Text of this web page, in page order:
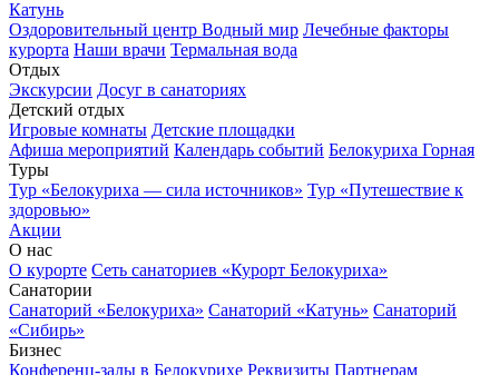
Катунь
Оздоровительный центр Водный мир Лечебные факторы
курорта Наши врачи Термальная вода
Отдых
Экскурсии Досуг в санаториях
Детский отдых
Игровые комнаты Детские площадки
Афиша мероприятий Календарь событий Белокуриха Горная
Туры
Тур «Белокуриха — сила источников» Тур «Путешествие к
здоровью»
Акции
О нас
О курорте Сеть санаториев «Курорт Белокуриха»
Санатории
Санаторий «Белокуриха» Санаторий «Катунь» Санаторий
«Сибирь»
Бизнес
Конференц-залы в Белокурихе Реквизиты Партнерам